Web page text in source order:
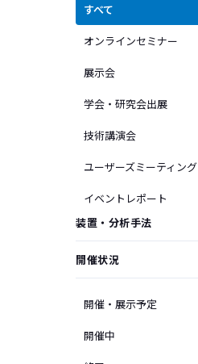
すべて
オンラインセミナー
展示会
学会・研究会出展
技術講演会
ユーザーズミーティング
イベントレポート
装置・分析手法
開催状況
開催・展示予定
開催中